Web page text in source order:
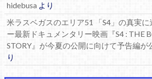
hidebusaより
米ラスベガスのエリア51 「S4」の真実
ー最新ドキュメンタリー映画『S4 : THE
STORY』が今夏の公開に向けて予告編が
り